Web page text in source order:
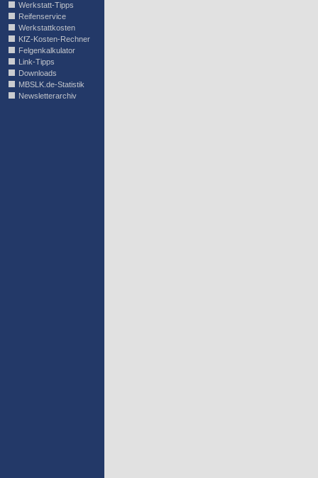
Werkstatt-Tipps
Reifenservice
Werkstattkosten
KfZ-Kosten-Rechner
Felgenkalkulator
Link-Tipps
Downloads
MBSLK.de-Statistik
Newsletterarchiv